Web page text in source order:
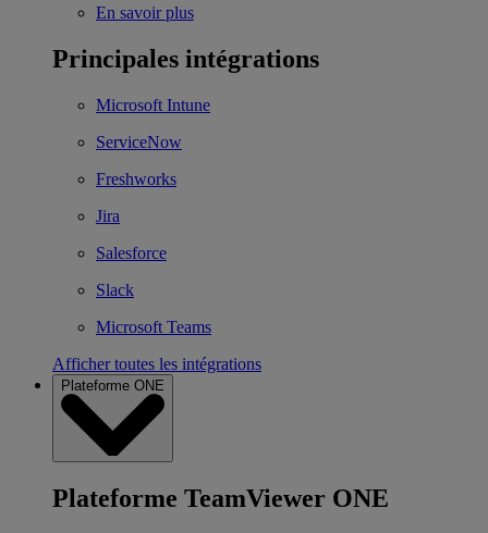
En savoir plus
Principales intégrations
Microsoft Intune
ServiceNow
Freshworks
Jira
Salesforce
Slack
Microsoft Teams
Afficher toutes les intégrations
Plateforme ONE
Plateforme TeamViewer ONE